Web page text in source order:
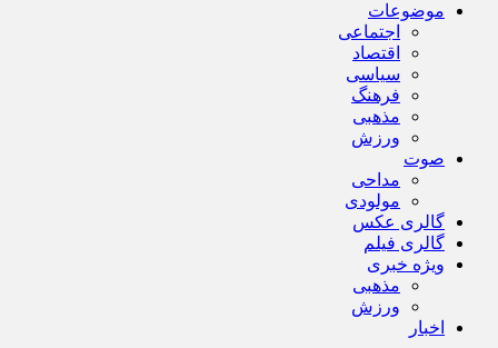
موضوعات
اجتماعی
اقتصاد
سیاسی
فرهنگ
مذهبی
ورزش
صوت
مداحی
مولودی
گالری عکس
گالری فیلم
ویژه خبری
مذهبی
ورزش
اخبار